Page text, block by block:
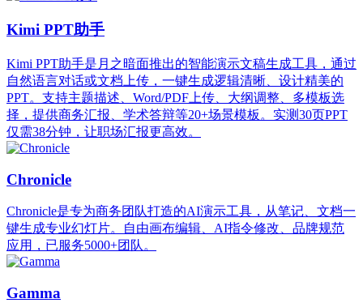
Kimi PPT助手
Kimi PPT助手是月之暗面推出的智能演示文稿生成工具，通过
自然语言对话或文档上传，一键生成逻辑清晰、设计精美的
PPT。支持主题描述、Word/PDF上传、大纲调整、多模板选
择，提供商务汇报、学术答辩等20+场景模板。实测30页PPT
仅需38分钟，让职场汇报更高效。
Chronicle
Chronicle是专为商务团队打造的AI演示工具，从笔记、文档一
键生成专业幻灯片。自由画布编辑、AI指令修改、品牌规范
应用，已服务5000+团队。
Gamma